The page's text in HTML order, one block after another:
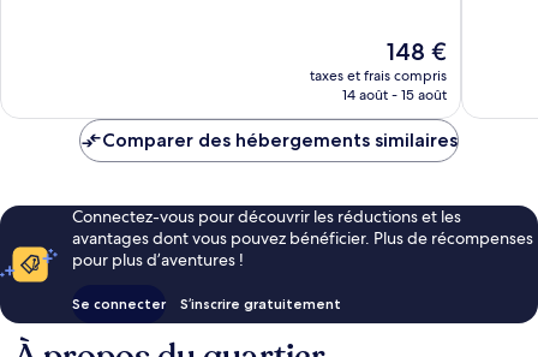
Le
nouveau
prix
de
148 €
taxes et frais compris
14 août - 15 août
Comparer des hébergements similaires
Connectez-vous pour découvrir les réductions et les
avantages dont vous pouvez bénéficier. Plus de récompenses
pour plus d’aventures !
Se connecter S’inscrire gratuitement